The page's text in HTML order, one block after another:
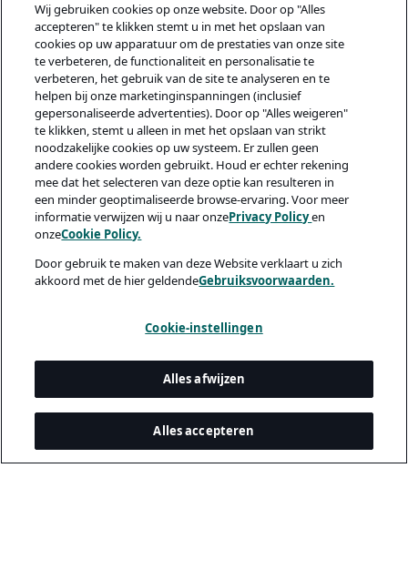
Wij gebruiken cookies op onze website. Door op "Alles
accepteren" te klikken stemt u in met het opslaan van
cookies op uw apparatuur om de prestaties van onze site
te verbeteren, de functionaliteit en personalisatie te
verbeteren, het gebruik van de site te analyseren en te
helpen bij onze marketinginspanningen (inclusief
gepersonaliseerde advertenties). Door op "Alles weigeren"
te klikken, stemt u alleen in met het opslaan van strikt
noodzakelijke cookies op uw systeem. Er zullen geen
andere cookies worden gebruikt. Houd er echter rekening
mee dat het selecteren van deze optie kan resulteren in
een minder geoptimaliseerde browse-ervaring. Voor meer
informatie verwijzen wij u naar onzePrivacy Policyen
onzeCookie Policy.
Door gebruik te maken van deze Website verklaart u zich
akkoord met de hier geldendeGebruiksvoorwaarden.
Cookie-instellingen
Alles afwijzen
Alles accepteren